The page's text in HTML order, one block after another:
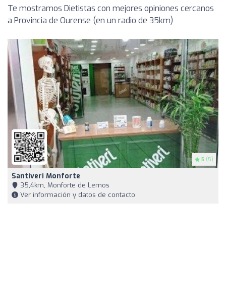
Te mostramos Dietistas con mejores opiniones cercanos
a Provincia de Ourense (en un radio de 35km)
5 (5)
Santiveri Monforte
35,4km, Monforte de Lemos
Ver información y datos de contacto